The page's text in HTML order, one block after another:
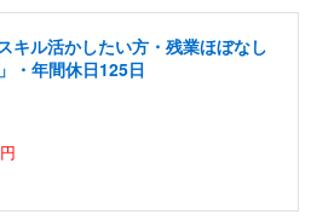
キル活かしたい方・残業ほぼなし
・年間休日125日